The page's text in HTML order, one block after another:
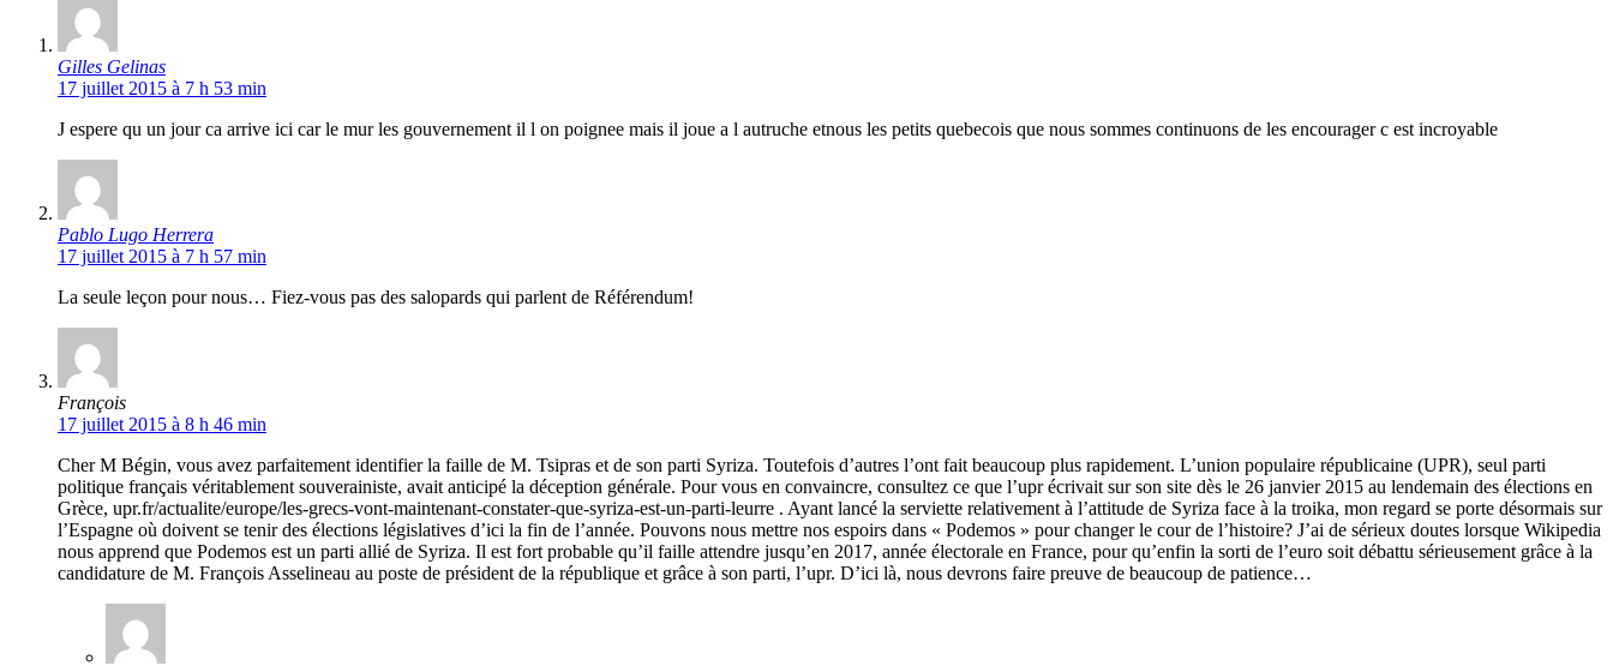
Gilles Gelinas
17 juillet 2015 à 7 h 53 min
J espere qu un jour ca arrive ici car le mur les gouvernement il l on poignee mais il joue a l autruche etnous les petits quebecois que nous sommes continuons de les encourager c est incroyable
Pablo Lugo Herrera
17 juillet 2015 à 7 h 57 min
La seule leçon pour nous… Fiez-vous pas des salopards qui parlent de Référendum!
François
17 juillet 2015 à 8 h 46 min
Cher M Bégin, vous avez parfaitement identifier la faille de M. Tsipras et de son parti Syriza. Toutefois d’autres l’ont fait beaucoup plus rapidement. L’union populaire républicaine (UPR), seul parti
politique français véritablement souverainiste, avait anticipé la déception générale. Pour vous en convaincre, consultez ce que l’upr écrivait sur son site dès le 26 janvier 2015 au lendemain des élections en
Grèce, upr.fr/actualite/europe/les-grecs-vont-maintenant-constater-que-syriza-est-un-parti-leurre . Ayant lancé la serviette relativement à l’attitude de Syriza face à la troika, mon regard se porte désormais sur
l’Espagne où doivent se tenir des élections législatives d’ici la fin de l’année. Pouvons nous mettre nos espoirs dans « Podemos » pour changer le cour de l’histoire? J’ai de sérieux doutes lorsque Wikipedia
nous apprend que Podemos est un parti allié de Syriza. Il est fort probable qu’il faille attendre jusqu’en 2017, année électorale en France, pour qu’enfin la sorti de l’euro soit débattu sérieusement grâce à la
candidature de M. François Asselineau au poste de président de la république et grâce à son parti, l’upr. D’ici là, nous devrons faire preuve de beaucoup de patience…